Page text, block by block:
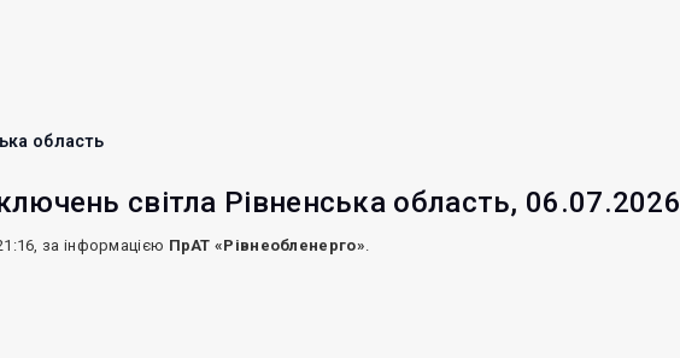
область
світла Рівненська область, 06.07.2026
за інформацією ПрАТ «Рівнеобленерго».